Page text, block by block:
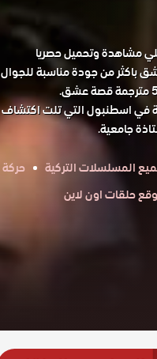
الاصلي مشاهدة وتحميل حصريا
كاملة قصة عشق باكثر من جودة مناسبة للجوال
في اسطنبول التي تلت اكتشاف
جامعية.
المسلسلات التركية
حركة
حلقات اون لاين